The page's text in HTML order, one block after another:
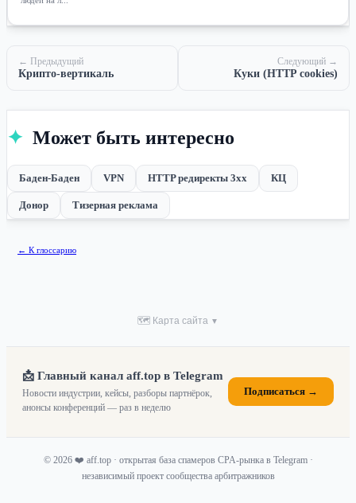
← Предыдущий
Крипто-вертикаль
Следующий →
Куки (HTTP cookies)
✦ Может быть интересно
Баден-Баден VPN HTTP редиректы 3xx КЦ
Донор Тизерная реклама
← К глоссарию
🗺 Карта сайта ▼
📩 Главный канал aff.top в Telegram
Новости индустрии, кейсы, разборы партнёрок,
анонсы конференций — раз в неделю
Подписаться →
© 2026 ❤️ aff.top · открытая база спамеров CPA-рынка в Telegram ·
независимый проект сообщества арбитражников